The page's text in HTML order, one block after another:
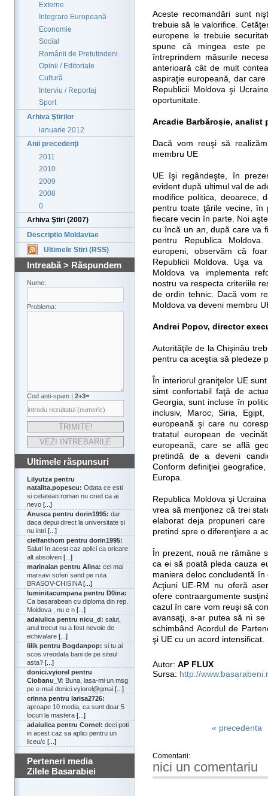
Externe
Integrare Europeană
Economie
Social
Românii de Pretutindeni
Opinii / Editoriale
Cultură
Interviu / Reportaj
Sport
Arhiva Ştirilor
ianuarie 2012
Anii precedenţi
2011
2010
2009
2008
0
Arhiva Ştiri (2007)
Descriptio Moldaviae
Ultimele Stiri (RSS)
Intreabă > Răspundem
Nume:
Problema:
Cod anti-spam | 2+3=
Ultimele răspunsuri
Lilyutza pentru
natalita.popescu: Odata ce esti
si cetatean roman nu cred ca ai
nevo [...]
Anusca pentru dorin1995: dar
daca depui direct la universitate si
nu intri [...]
cielfanthom pentru dorin1995:
Salut! In acest caz aplici ca oricare
alt absolven [...]
marinaian pentru Alina: cei mai
marsavi soferi sand pe ruta
BRASOV-CHISINA[...]
luminitacumpana pentru D0ina:
Ca basarabean cu diploma din rep.
Moldova , nu e n [...]
adaiulica pentru nicu_d: salut,
anul trecut nu a fost nevoie de
echivalare [...]
lilik pentru Bogdanpop: si tu ai
scos vreodata bani de pe siteul
asta? [...]
donici.vyiorel pentru
Ciobanu_V: Buna, lasa-mi un msg
pe e-mail donici.vyiorel@gmai [...]
crinna pentru larisa2726:
aproape 10 media, ca sunt doar 5
locuri la mastera [...]
adaiulica pentru Cornel: deci poti
in acest caz sa aplici pentru un
liceu/c [...]
Perteneri media
Zilele Basarabiei
Aceste recomandări sunt
trebuie să le valorifice.
europene le trebuie
spune că mingea este
întreprindem măsurile
anterioară cât de mult
aspiraţie europeană, dar
Republicii Moldova şi
oportunitate.
Arcadie Barbăroşie, analist
Dacă vom reuşi să
membru UE
UE îşi regândeşte, în
evident după ultimul val de
modifice politica, deoarece,
pentru toate ţările vecine, în
fiecare vecin în parte. Noi
cu încă un an, după care va
pentru Republica
europeni, observăm că
Republicii Moldova. Uşa
Moldova va implementa
nostru va respecta criteriile
de ordin tehnic. Dacă vom
Moldova va deveni membru
Andrei Popov, director
Autorităţile de la Chişinău
pentru ca aceştia să pledeze
În interiorul graniţelor UE
simt confortabil faţă de
Georgia, sunt incluse în
inclusiv, Maroc, Siria,
europeană şi care nu
tratatul european de
europeană, care se află
pretindă de a deveni
Conform definiţiei
Europa.
Republica Moldova şi
vrea să menţionez că trei
elaborat deja propuneri
pretind spre o diferenţiere a
În prezent, nouă ne rămâne
ca ei să poată pleda cauza
maniera deloc concludentă
Acţiuni UE-RM nu oferă
ofere contraargumente
cazul în care vom reuşi să
avansaţi, s-ar putea să ni
schimbând Acordul de
şi UE cu un acord intensificat.
Autor: AP FLUX
Sursa: http://
« precedenta
Comentarii:
nici un comentariu